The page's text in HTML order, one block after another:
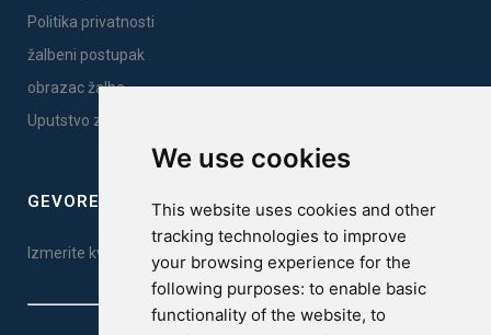
We use cookies
This website uses cookies and other
tracking technologies to improve
your browsing experience for the
following purposes: to enable basic
functionality of the website, to
Politika privatnosti
žalbeni postupak
obrazac žalbe
Uputstvo za montažu
GEVOREST SLEEP QUALITY INDEX
Izmerite kvalitet vašeg sna. Uradite test ovde!